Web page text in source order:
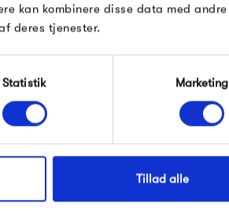
kan kombinere disse data med andre
deres tjenester.
Statistik Marketing
Tillad alle
velkomstrabat
du at modtage e-
ønsker ikke rabat.